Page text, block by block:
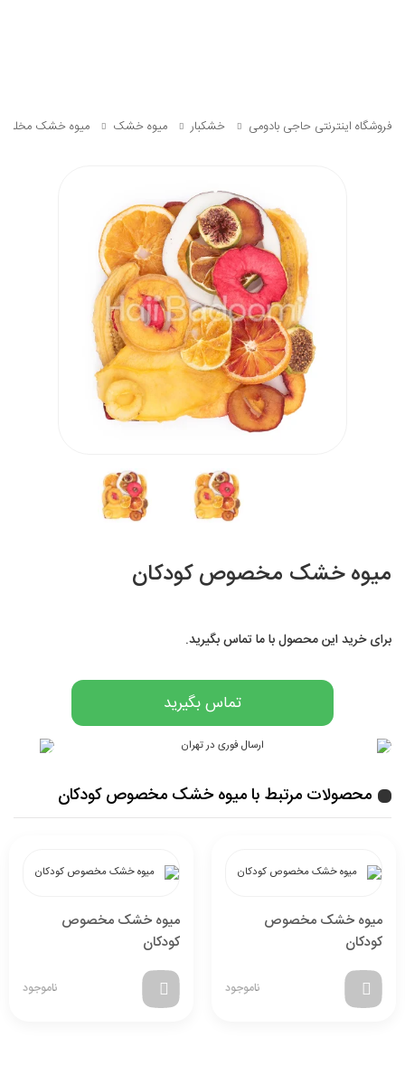
فروشگاه اینترنتی حاجی بادومی خشکبار میوه خشک میوه خشک مخلوط
میوه خشک مخصوص کودکان
برای خرید این محصول با ما تماس بگیرید.
تماس بگیرید
محصولات مرتبط با میوه خشک مخصوص کودکان
میوه خشک مخصوص
کودکان
ناموجود
میوه خشک مخصوص
کودکان
ناموجود